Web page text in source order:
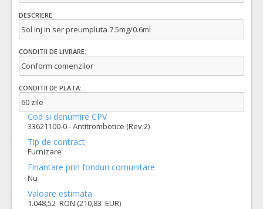
DESCRIERE
Sol inj in ser preumpluta 7.5mg/0.6ml
CONDITII DE LIVRARE:
Conform comenzilor
CONDITII DE PLATA:
60 zile
Cod si denumire CPV
33621100-0 - Antitrombotice (Rev.2)
Tip de contract
Furnizare
Finantare prin fonduri comunitare
Nu
Valoare estimata
1.048,52 RON (210,83 EUR)